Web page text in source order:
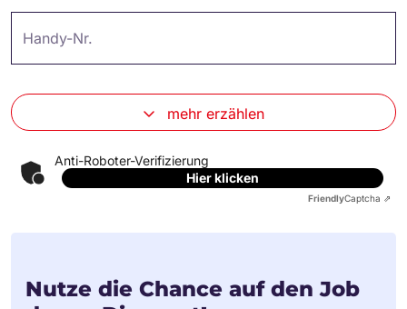
Handy-Nr.
mehr erzählen
Anti-Roboter-Verifizierung
Hier klicken
FriendlyCaptcha ⇗
Nutze die Chance auf den Job